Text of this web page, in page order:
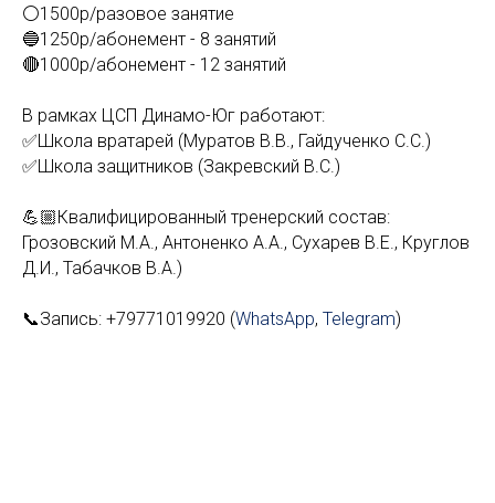
⚪️1500р/разовое занятие
🔵1250р/абонемент - 8 занятий
🔴1000р/абонемент - 12 занятий
В рамках ЦСП Динамо-Юг работают:
✅Школа вратарей (Муратов В.В., Гайдученко С.С.)
✅Школа защитников (Закревский В.С.)
💪🏼Квалифицированный тренерский состав:
Грозовский М.А., Антоненко А.А., Сухарев В.Е., Круглов
Д.И., Табачков В.А.)
📞Запись: +79771019920 (WhatsApp, Telegram)